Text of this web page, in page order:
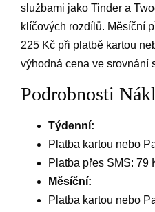
službami jako Tinder a
klíčových rozdílů. Měsíční
225 Kč při platbě kartou
výhodná cena ve srovnání
Podrobnosti
Týdenní:
Platba kartou nebo
Platba přes SMS: 79
Měsíční:
Platba kartou nebo